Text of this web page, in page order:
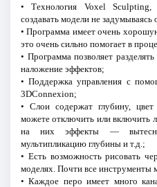
• Технология Voxel Sculpting,
создавать модели не задумываясь
• Программа имеет очень
это очень сильно помогает в
• Программа позволяет
наложение эффектов;
• Поддержка управления с
3DConnexion;
• Слои содержат глубину,
можете отключить или включить
на них эффекты —
мультипликацию глубины и т.д.;
• Есть возможность рисовать
моделях. Почти все инструменты
• Каждое перо имеет много